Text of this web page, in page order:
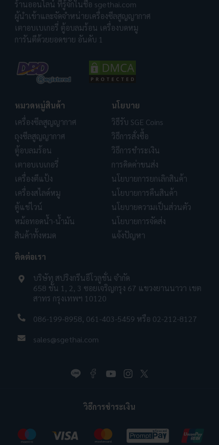
ร้านออนไลน์ ที่รู้จักในชื่อ sgethai.com
ผู้นำเข้าและจัดจำหน่ายเครื่องซีลสูญญากาศ
เตาอบเบเกอรี่ ตู้อบลมร้อน เครื่องบดหมู
การันตีด้วยยอดขาย อันดับ 1
หมวดหมู่สินค้า
เครื่องซีลสูญญากาศ
ถุงซีลสูญญากาศ
ตู้อบลมร้อน
เตาอบเบเกอรี่
เครื่องตีแป้ง
เครื่องสไลด์หมู
ตู้แช่ไวน์
หม้อทอดน้ำ-น้ำมัน
สินค้าทั้งหมด
นโยบาย
วิธีรับ SGE Coins
วิธีการสั่งซื้อ
วิธีการชำระเงิน
การคิดค่าขนส่ง
นโยบายการยกเลิกสินค้า
นโยบายการคืนสินค้า
นโยบายความเป็นส่วนตัว
นโยบายการจัดส่ง
แจ้งปัญหา
ติดต่อเรา
บริษัท สปริงกรีนอีโวลูชั่น จำกัด
658 ชั้น 1, 2, 3 ซอยเจริญกรุง 67 แขวงยานนาวา เขต
สาทร กรุงเทพฯ 10120
086-199-8958, 061-403-5459 หรือ 02-212-8127
sales@sgethai.com
วิธีการชำระเงิน